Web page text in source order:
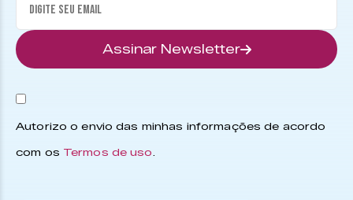
Assinar Newsletter
Autorizo o envio das minhas informações de acordo
com os Termos de uso.